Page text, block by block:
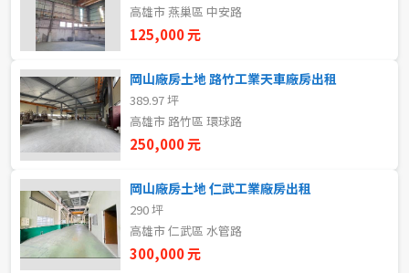
租金(元)
自租
房東自租
高雄市 燕巢區 中安路
125,000 元
岡山廠房土地 路竹工業天車廠房出租
389.97 坪
高雄市 路竹區 環球路
250,000 元
岡山廠房土地 仁武工業廠房出租
290 坪
高雄市 仁武區 水管路
300,000 元